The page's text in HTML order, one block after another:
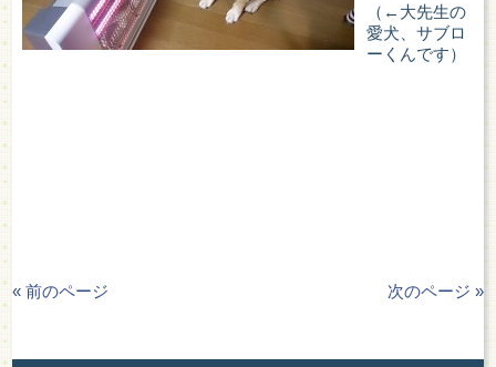
（←大先生の
愛犬、サブロ
ーくんです）
« 前のページ 次のページ »